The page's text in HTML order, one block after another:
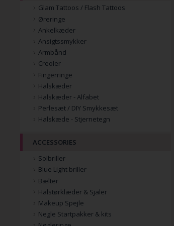
Glam Tattoos / Flash Tattoos
Øreringe
Ankelkæder
Ansigtssmykker
Armbånd
Creoler
Fingerringe
Halskæder
Halskæder - Alfabet
Perlesæt / DIY Smykkesæt
Halskæde - Stjernetegn
ACCESSORIES
Solbriller
Blue Light briller
Bælter
Halstørklæder & Sjaler
Makeup Spejle
Negle Startpakker & kits